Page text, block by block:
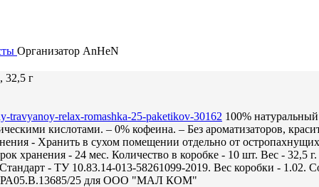
Организатор AnHeN
32,5 г
travyanoy-relax-romashka-25-paketikov-30162 100%
кислотами. – 0% кофеина. – Без ароматизаторов,
- Хранить в сухом помещении отдельно от
хранения - 24 мес. Количество в коробке - 10 шт. Вес - 32,5
- ТУ 10.83.14-013-58261099-2019. Вес коробки - 1.02.
25 для ООО "МАЛ КОМ"